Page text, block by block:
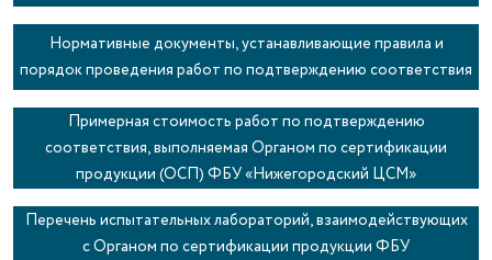
Нормативные документы, устанавливающие правила и
порядок проведения работ по подтверждению соответствия
Примерная стоимость работ по подтверждению
соответствия, выполняемая Органом по сертификации
продукции (ОСП) ФБУ «Нижегородский ЦСМ»
Перечень испытательных лабораторий, взаимодействующих
с Органом по сертификации продукции ФБУ